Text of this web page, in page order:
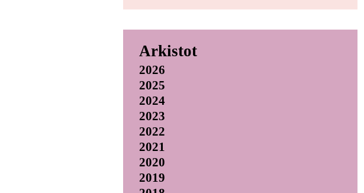
Arkistot
2026
2025
2024
2023
2022
2021
2020
2019